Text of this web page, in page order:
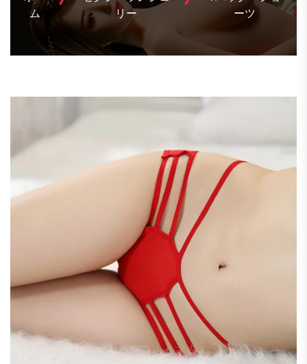
ム
リー
ーツ